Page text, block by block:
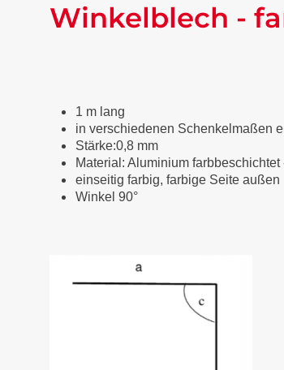
Winkelblech -
1 m lang
in verschiedenen Schenkelmaßen
Stärke:0,8 mm
Material: Aluminium farbbeschichtet
einseitig farbig, farbige Seite außen
Winkel 90°